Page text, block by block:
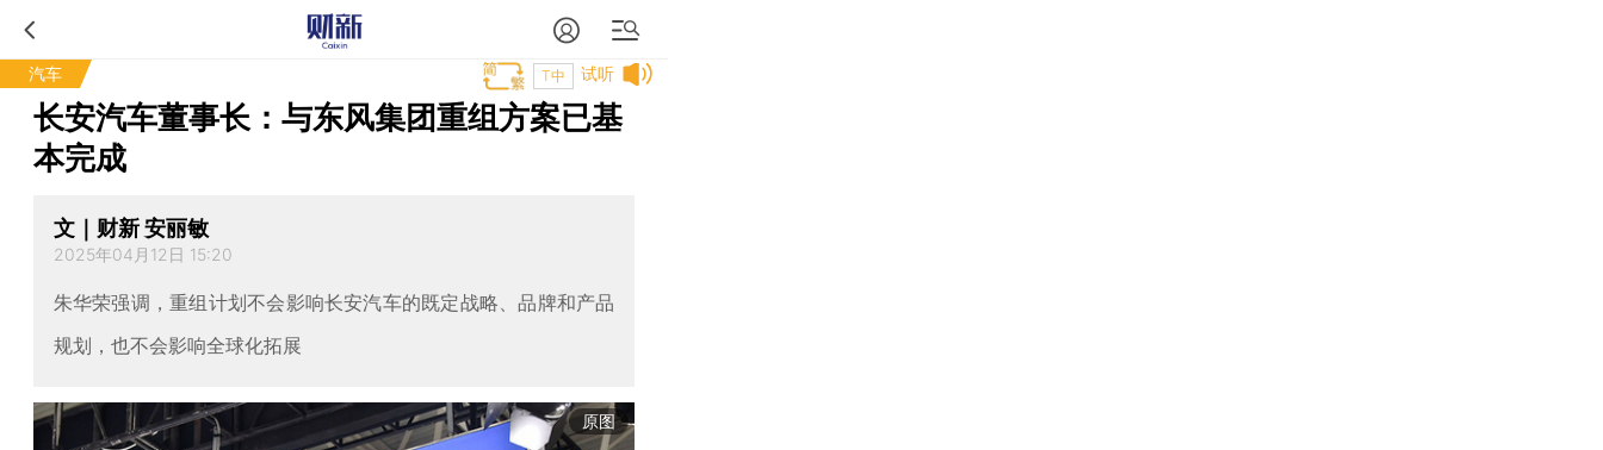
汽车 试听
T中
长安汽车董事长：与东风集团重组方案已基
本完成
文｜财新 安丽敏
2025年04月12日 15:20
朱华荣强调，重组计划不会影响长安汽车的既定战略、品牌和产品
规划，也不会影响全球化拓展
原图